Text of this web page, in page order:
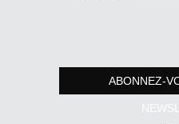
ABONNEZ-